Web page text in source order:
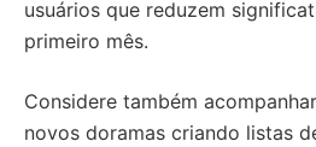
usuários que reduzem
primeiro mês.
Considere também
novos doramas criando listas